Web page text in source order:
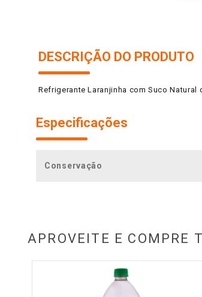
DESCRIÇÃO DO PRODUTO
Refrigerante Laranjinha com Suco Natural
Especificações
Conservação
APROVEITE E COMPRE